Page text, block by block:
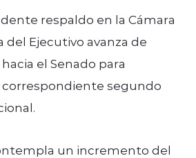
respaldo en la Cámara
del Ejecutivo avanza de
el Senado para
segundo
un incremento del